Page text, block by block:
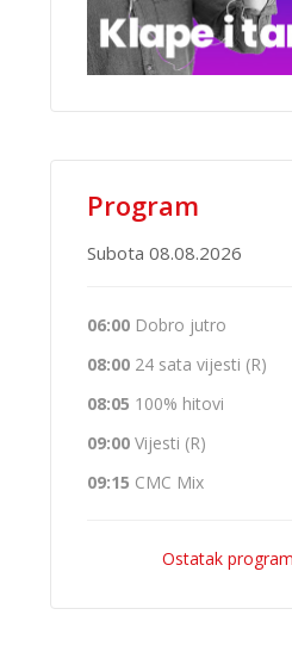
Program
Subota 08.08.2026
06:00 Dobro jutro
08:00 24 sata vijesti (R)
08:05 100% hitovi
09:00 Vijesti (R)
09:15 CMC Mix
Ostatak